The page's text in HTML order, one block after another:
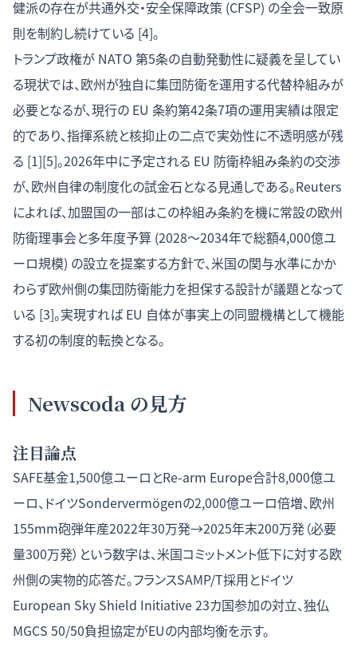
健派の存在が共通外交・安全保障政策 (CFSP) の全会一致原
則を制約し続けている [4]。
トランプ政権が NATO 第5条の自動発動性に疑義を呈してい
る現状では、欧州が独自に集団防衛を運用する代替枠組みが
必要となるが、現行の EU 条約第42条7項の運用実績は限定
的であり、指揮系統と核抑止の二点で実効性に不透明感が残
る [1][5]。2026年中に予定される EU 防衛枠組み条約の交渉
が、欧州自律の制度化の試金石となる見通しである。Reuters
によれば、加盟国の一部はこの枠組み条約を機に常設の欧州
防衛理事会と多年度予算 (2028〜2034年で総額4,000億ユ
ーロ規模) の設立を提案する方針で、米国の関与水準にかか
わらず欧州側の集団防衛能力を担保する設計が議題となって
いる [3]。実現すれば EU 自体が事実上の同盟機構として機能
する初の制度的転換となる。
Newscoda の見方
注目論点
SAFE基金1,500億ユーロとRe-arm Europe合計8,000億ユ
ーロ、ドイツSondervermögenの2,000億ユーロ倍増、欧州
155mm砲弾年産2022年30万発→2025年末200万発（必要
量300万発）という数字は、米国コミットメント低下に対する欧
州側の実物的応答だ。フランスSAMP/T採用とドイツ
European Sky Shield Initiative 23カ国参加の対立、独仏
MGCS 50/50負担協定がEUの内部均衡を示す。